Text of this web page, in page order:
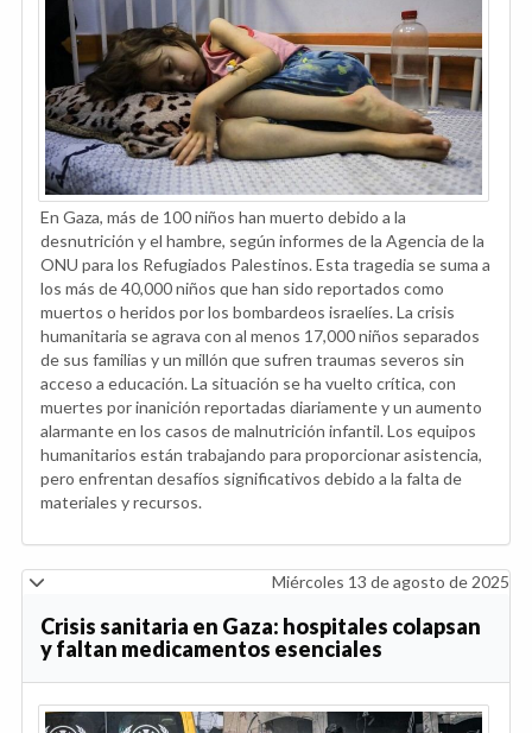
En Gaza, más de 100 niños han muerto debido a la
desnutrición y el hambre, según informes de la Agencia de la
ONU para los Refugiados Palestinos. Esta tragedia se suma a
los más de 40,000 niños que han sido reportados como
muertos o heridos por los bombardeos israelíes. La crisis
humanitaria se agrava con al menos 17,000 niños separados
de sus familias y un millón que sufren traumas severos sin
acceso a educación. La situación se ha vuelto crítica, con
muertes por inanición reportadas diariamente y un aumento
alarmante en los casos de malnutrición infantil. Los equipos
humanitarios están trabajando para proporcionar asistencia,
pero enfrentan desafíos significativos debido a la falta de
materiales y recursos.
Miércoles 13 de agosto de 2025
Crisis sanitaria en Gaza: hospitales colapsan
y faltan medicamentos esenciales